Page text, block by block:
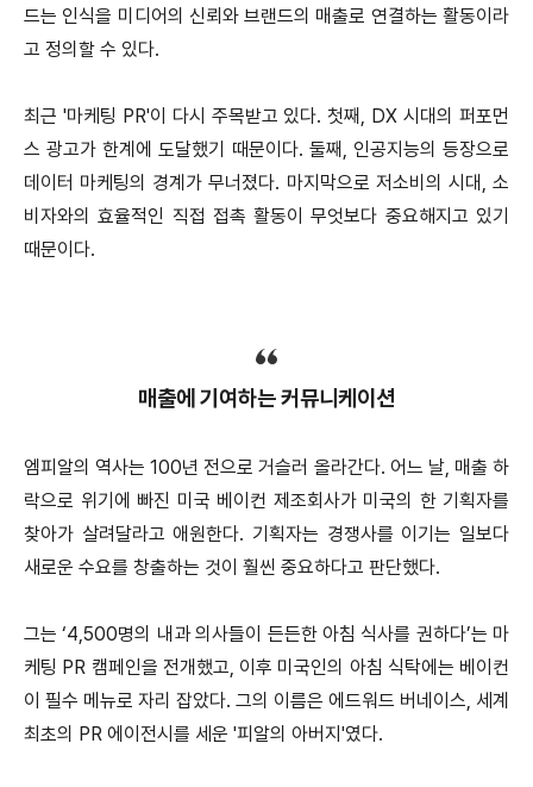
드는 인식을 미디어의 신뢰와 브랜드의 매출로 연결하는 활동이라
고 정의할 수 있다.
최근 '마케팅 PR'이 다시 주목받고 있다. 첫째, DX 시대의 퍼포먼
스 광고가 한계에 도달했기 때문이다. 둘째, 인공지능의 등장으로
데이터 마케팅의 경계가 무너졌다. 마지막으로 저소비의 시대, 소
비자와의 효율적인 직접 접촉 활동이 무엇보다 중요해지고 있기
때문이다.
매출에 기여하는 커뮤니케이션
엠피알의 역사는 100년 전으로 거슬러 올라간다. 어느 날, 매출 하
락으로 위기에 빠진 미국 베이컨 제조회사가 미국의 한 기획자를
찾아가 살려달라고 애원한다. 기획자는 경쟁사를 이기는 일보다
새로운 수요를 창출하는 것이 훨씬 중요하다고 판단했다.
그는 ‘4,500명의 내과 의사들이 든든한 아침 식사를 권하다’는 마
케팅 PR 캠페인을 전개했고, 이후 미국인의 아침 식탁에는 베이컨
이 필수 메뉴로 자리 잡았다. 그의 이름은 에드워드 버네이스, 세계
최초의 PR 에이전시를 세운 '피알의 아버지'였다.